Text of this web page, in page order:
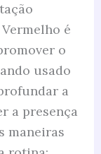
é
o
usado
a
a presença
maneiras